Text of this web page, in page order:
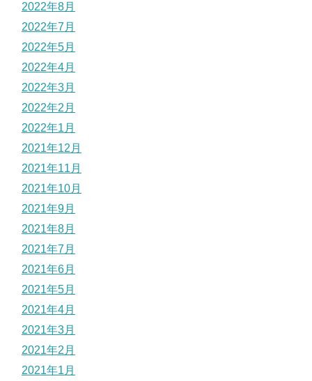
2022年8月
2022年7月
2022年5月
2022年4月
2022年3月
2022年2月
2022年1月
2021年12月
2021年11月
2021年10月
2021年9月
2021年8月
2021年7月
2021年6月
2021年5月
2021年4月
2021年3月
2021年2月
2021年1月